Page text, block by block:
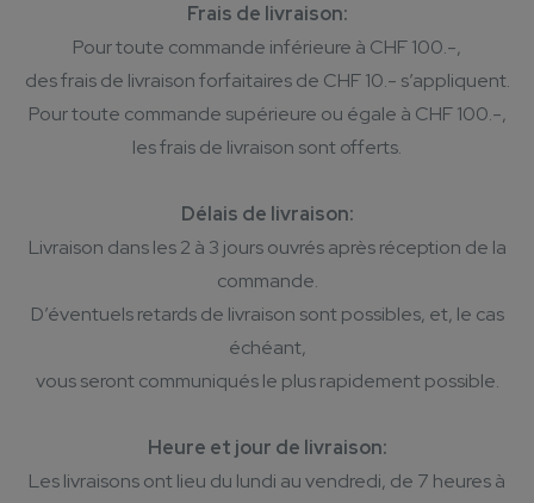
Frais de livraison:
Pour toute commande inférieure à CHF 100.-,
des frais de livraison forfaitaires de CHF 10.- s’appliquent.
Pour toute commande supérieure ou égale à CHF 100.-,
les frais de livraison sont offerts.
Délais de livraison:
Livraison dans les 2 à 3 jours ouvrés après réception de la
commande.
D’éventuels retards de livraison sont possibles, et, le cas
échéant,
vous seront communiqués le plus rapidement possible.
Heure et jour de livraison:
Les livraisons ont lieu du lundi au vendredi, de 7 heures à